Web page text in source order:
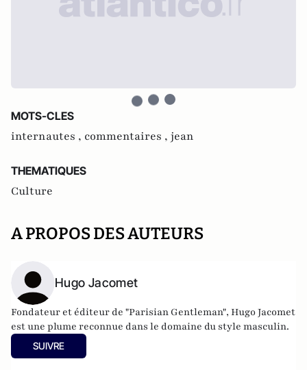
MOTS-CLES
internautes , commentaires , jean
THEMATIQUES
Culture
A PROPOS DES AUTEURS
Hugo Jacomet
Fondateur et éditeur de "Parisian Gentleman", Hugo Jacomet
est une plume reconnue dans le domaine du style masculin.
SUIVRE